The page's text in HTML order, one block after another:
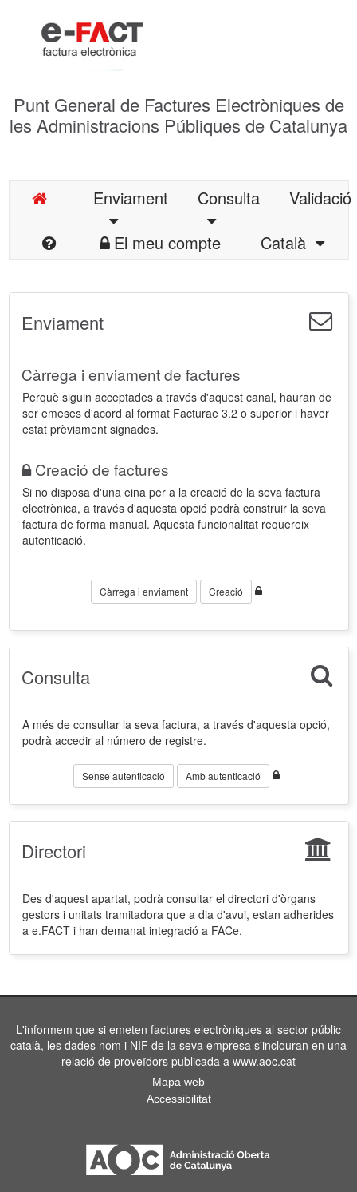
Punt General de Factures Electròniques de
les Administracions Públiques de Catalunya
Enviament Consulta
Validació
El meu compte
Català
Enviament
Càrrega i enviament de factures
Perquè siguin acceptades a través d'aquest canal, hauran de
ser emeses d'acord al format Facturae 3.2 o superior i haver
estat prèviament signades.
Creació de factures
Si no disposa d'una eina per a la creació de la seva factura
electrònica, a través d'aquesta opció podrà construir la seva
factura de forma manual. Aquesta funcionalitat requereix
autenticació.
Càrrega i enviament Creació
Consulta
A més de consultar la seva factura, a través d'aquesta opció,
podrà accedir al número de registre.
Sense autenticació Amb autenticació
Directori
Des d'aquest apartat, podrà consultar el directori d'òrgans
gestors i unitats tramitadora que a dia d'avui, estan adherides
a e.FACT i han demanat integració a FACe.
L'informem que si emeten factures electròniques al sector públic
català, les dades nom i NIF de la seva empresa s'inclouran en una
relació de proveïdors publicada a www.aoc.cat
Mapa web
Accessibilitat